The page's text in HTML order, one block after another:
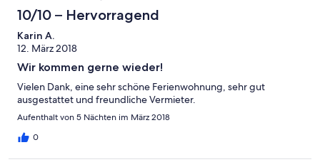
10/10 – Hervorragend
Karin A.
12. März 2018
Wir kommen gerne wieder!
Vielen Dank, eine sehr schöne Ferienwohnung, sehr gut
ausgestattet und freundliche Vermieter.
Aufenthalt von 5 Nächten im März 2018
0